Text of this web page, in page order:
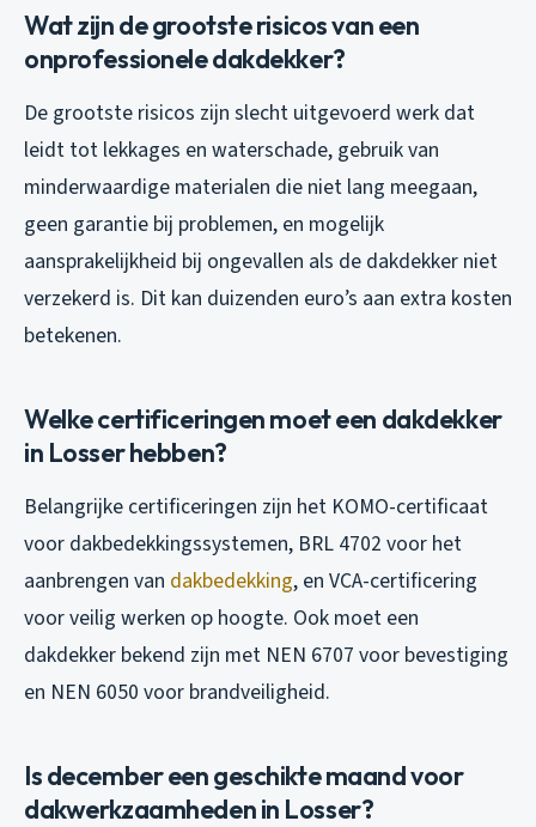
Wat zijn de grootste risicos van een
onprofessionele dakdekker?
De grootste risicos zijn slecht uitgevoerd werk dat
leidt tot lekkages en waterschade, gebruik van
minderwaardige materialen die niet lang meegaan,
geen garantie bij problemen, en mogelijk
aansprakelijkheid bij ongevallen als de dakdekker niet
verzekerd is. Dit kan duizenden euro’s aan extra kosten
betekenen.
Welke certificeringen moet een dakdekker
in Losser hebben?
Belangrijke certificeringen zijn het KOMO-certificaat
voor dakbedekkingssystemen, BRL 4702 voor het
aanbrengen van dakbedekking, en VCA-certificering
voor veilig werken op hoogte. Ook moet een
dakdekker bekend zijn met NEN 6707 voor bevestiging
en NEN 6050 voor brandveiligheid.
Is december een geschikte maand voor
dakwerkzaamheden in Losser?